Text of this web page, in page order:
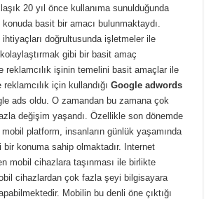
20 yıl önce kullanıma sunulduğunda
basit bir amacı bulunmaktaydı.
ihtiyaçları doğrultusunda işletmeler ile
gibi bir basit amaç
reklamcılık işinin temelini basit amaçlar ile
için kullandığıGoogle adwords
ads oldu. O zamandan bu zamana çok
değişim yaşandı. Özellikle son dönemde
platform, insanların günlük yaşamında
konuma sahip olmaktadır. Internet
mobil cihazlara taşınması ile birlikte
cihazlardan çok fazla şeyi bilgisayara
Mobilin bu denli öne çıktığı